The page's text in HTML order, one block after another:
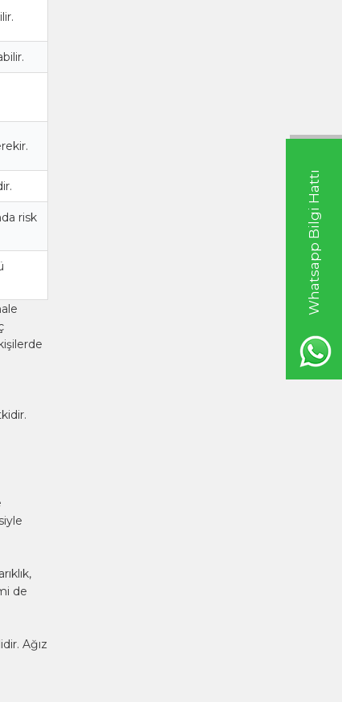
Whatsapp Bilgi Hattı
risk
de
Ağız